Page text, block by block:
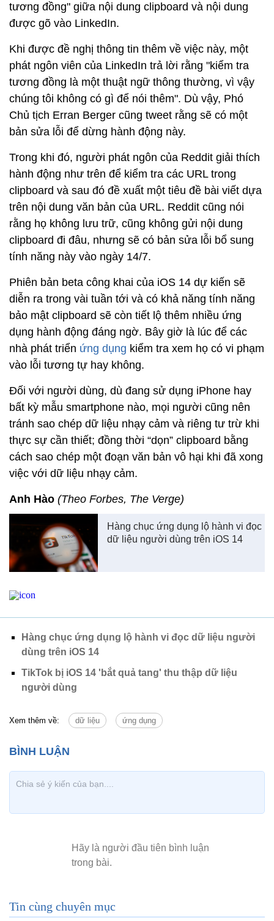
tương đồng" giữa nội dung clipboard và nội dung
được gõ vào LinkedIn.
Khi được đề nghị thông tin thêm về việc này, một
phát ngôn viên của LinkedIn trả lời rằng "kiểm tra
tương đồng là một thuật ngữ thông thường, vì vậy
chúng tôi không có gì để nói thêm". Dù vậy, Phó
Chủ tịch Erran Berger cũng tweet rằng sẽ có một
bản sửa lỗi để dừng hành động này.
Trong khi đó, người phát ngôn của Reddit giải thích
hành động như trên để kiểm tra các URL trong
clipboard và sau đó đề xuất một tiêu đề bài viết dựa
trên nội dung văn bản của URL. Reddit cũng nói
rằng họ không lưu trữ, cũng không gửi nội dung
clipboard đi đâu, nhưng sẽ có bản sửa lỗi bổ sung
tính năng này vào ngày 14/7.
Phiên bản beta công khai của iOS 14 dự kiến ​​sẽ
diễn ra trong vài tuần tới và có khả năng tính năng
bảo mật clipboard sẽ còn tiết lộ thêm nhiều ứng
dụng hành động đáng ngờ. Bây giờ là lúc để các
nhà phát triển ứng dụng kiểm tra xem họ có vi phạm
vào lỗi tương tự hay không.
Đối với người dùng, dù đang sử dụng iPhone hay
bất kỳ mẫu smartphone nào, mọi người cũng nên
tránh sao chép dữ liệu nhạy cảm và riêng tư trừ khi
thực sự cần thiết; đồng thời “dọn” clipboard bằng
cách sao chép một đoạn văn bản vô hại khi đã xong
việc với dữ liệu nhạy cảm.
Anh Hào (Theo Forbes, The Verge)
Hàng chục ứng dụng lộ hành vi đọc
dữ liệu người dùng trên iOS 14
Hàng chục ứng dụng lộ hành vi đọc dữ liệu người
dùng trên iOS 14
TikTok bị iOS 14 'bắt quả tang' thu thập dữ liệu
người dùng
Xem thêm về: dữ liệu ứng dụng
Tin cùng chuyên mục